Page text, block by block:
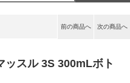
次の商品へ
前の商品へ
ッスル 3S 300mLボト